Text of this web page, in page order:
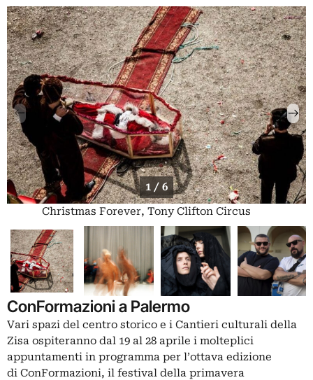
1 / 6
Christmas Forever, Tony Clifton Circus
ConFormazioni a Palermo
Vari spazi del centro storico e i Cantieri culturali della
Zisa ospiteranno dal 19 al 28 aprile i molteplici
appuntamenti in programma per l’ottava edizione
di ConFormazioni, il festival della primavera